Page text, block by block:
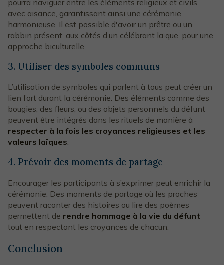
pourra naviguer entre les éléments religieux et civils
avec aisance, garantissant ainsi une cérémonie
harmonieuse. Il est possible d'avoir un prêtre ou un
rabbin présent, aux côtés d’un célébrant laïque, pour une
approche biculturelle.
3. Utiliser des symboles communs
L’utilisation de symboles qui parlent à tous peut créer un
lien fort durant la cérémonie. Des éléments comme des
bougies, des fleurs, ou des objets personnels du défunt
peuvent être intégrés dans les rituels de manière à
respecter à la fois les croyances religieuses et les
valeurs laïques.
4. Prévoir des moments de partage
Encourager les participants à s’exprimer peut enrichir la
cérémonie. Des moments de partage où les proches
peuvent raconter des histoires ou lire des poèmes
permettent de rendre hommage à la vie du défunt
tout en respectant les croyances de chacun.
Conclusion